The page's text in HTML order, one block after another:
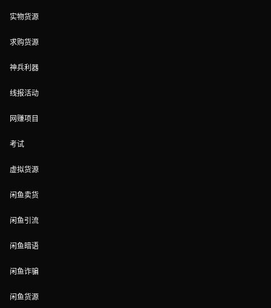
实物货源
求购货源
神兵利器
线报活动
网赚项目
考试
虚拟货源
闲鱼卖货
闲鱼引流
闲鱼暗语
闲鱼诈骗
闲鱼货源